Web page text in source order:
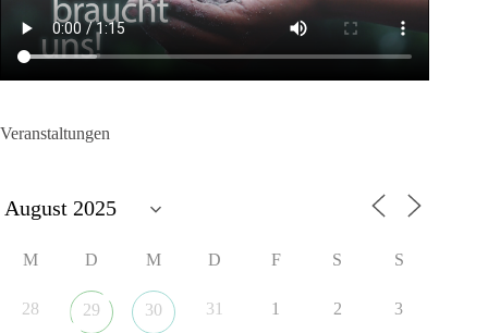
Veranstaltungen
M D M D F S S
28 29 30 31 1 2 3